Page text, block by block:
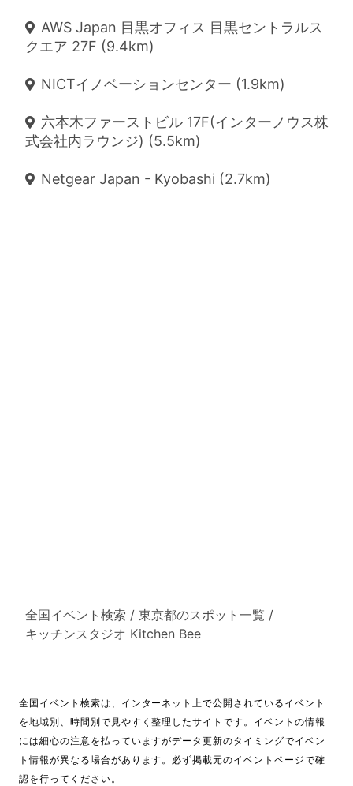
AWS Japan 目黒オフィス 目黒セントラルス
クエア 27F (9.4km)
NICTイノベーションセンター (1.9km)
六本木ファーストビル 17F(インターノウス株
式会社内ラウンジ) (5.5km)
Netgear Japan - Kyobashi (2.7km)
全国イベント検索 / 東京都のスポット一覧 /
キッチンスタジオ Kitchen Bee
全国イベント検索は、インターネット上で公開されているイベント
を地域別、時間別で見やすく整理したサイトです。イベントの情報
には細心の注意を払っていますがデータ更新のタイミングでイベン
ト情報が異なる場合があります。必ず掲載元のイベントページで確
認を行ってください。